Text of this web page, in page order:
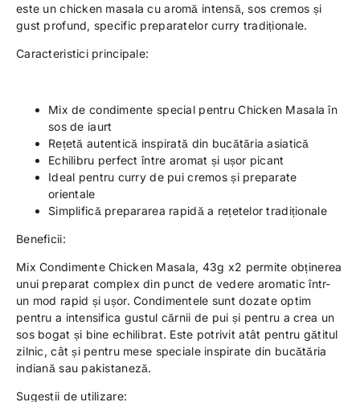
este un chicken masala cu aromă intensă, sos cremos și
gust profund, specific preparatelor curry tradiționale.
Caracteristici principale:
Mix de condimente special pentru Chicken Masala în
sos de iaurt
Rețetă autentică inspirată din bucătăria asiatică
Echilibru perfect între aromat și ușor picant
Ideal pentru curry de pui cremos și preparate
orientale
Simplifică prepararea rapidă a rețetelor tradiționale
Beneficii:
Mix Condimente Chicken Masala, 43g x2 permite obținerea
unui preparat complex din punct de vedere aromatic într-
un mod rapid și ușor. Condimentele sunt dozate optim
pentru a intensifica gustul cărnii de pui și pentru a crea un
sos bogat și bine echilibrat. Este potrivit atât pentru gătitul
zilnic, cât și pentru mese speciale inspirate din bucătăria
indiană sau pakistaneză.
Sugestii de utilizare: